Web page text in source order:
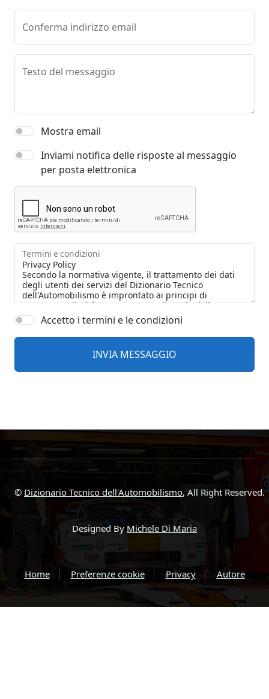
Conferma indirizzo email
Testo del messaggio
Mostra email
Inviami notifica delle risposte al messaggio
per posta elettronica
Termini e condizioni
Accetto i termini e le condizioni
© Dizionario Tecnico dell'Automobilismo, All Right Reserved.
Designed By Michele Di Maria
Home Preferenze cookie Privacy Autore